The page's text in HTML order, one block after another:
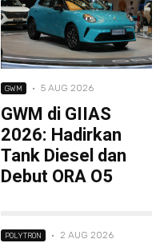
GWM · 5 AUG 2026
GWM di GIIAS
2026: Hadirkan
Tank Diesel dan
Debut ORA O5
POLYTRON · 2 AUG 2026